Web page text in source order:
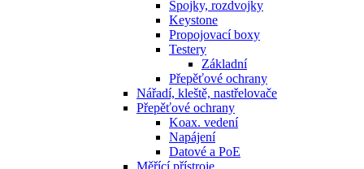
Spojky, rozdvojky
Keystone
Propojovací boxy
Testery
Základní
Přepěťové ochrany
Nářadí, kleště, nastřelovače
Přepěťové ochrany
Koax. vedení
Napájení
Datové a PoE